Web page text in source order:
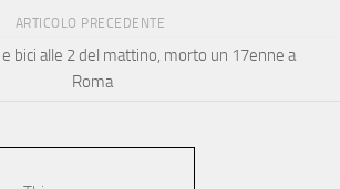
ARTICOLO PRECEDENTE
bici alle 2 del mattino, morto un 17enne a
Roma